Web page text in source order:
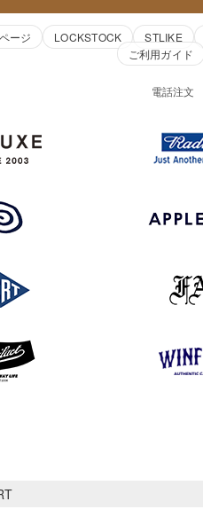
ージ LOCKSTOCK STLIKE
ご利用ガイド
電話注文